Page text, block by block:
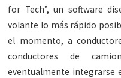
for Tech”, un software
volante lo más rápido
el momento, a
conductores de
eventualmente integrarse